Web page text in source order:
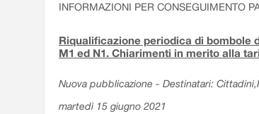
INFORMAZIONI PER CONSEGUIMENTO
Riqualificazione periodica di bombole
M1 ed N1. Chiarimenti in merito alla
Nuova pubblicazione - Destinatari:
martedì 15 giugno 2021